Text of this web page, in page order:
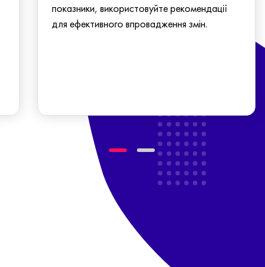
показники, використовуйте рекомендації
для ефективного впровадження змін.